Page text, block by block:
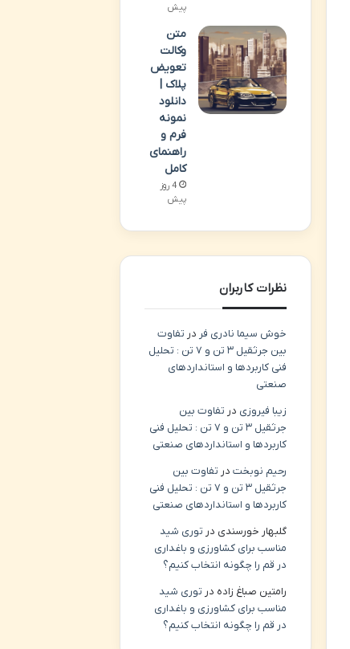
پیش
متن
وکالت
تعویض
پلاک |
دانلود
نمونه
فرم و
راهنمای
کامل
4 روز
پیش
نظرات کاربران
خوش سیما نادری فر در تفاوت
بین جرثقیل ۳ تن و ۷ تن : تحلیل
فنی کاربردها و استانداردهای
صنعتی
زیبا فیروزی در تفاوت بین
جرثقیل ۳ تن و ۷ تن : تحلیل فنی
کاربردها و استانداردهای صنعتی
رحیم نوبختدر تفاوت بین
جرثقیل ۳ تن و ۷ تن : تحلیل فنی
کاربردها و استانداردهای صنعتی
گلبهار خورسندی در توری شید
مناسب برای کشاورزی و باغداری
در قم را چگونه انتخاب کنیم؟
رامتین صباغ زاده در توری شید
مناسب برای کشاورزی و باغداری
در قم را چگونه انتخاب کنیم؟